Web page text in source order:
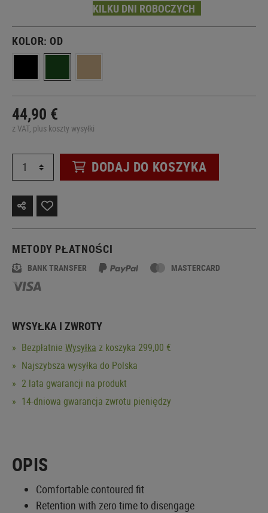
KILKU DNI ROBOCZYCH
KOLOR: OD
44,90 €
z VAT, plus koszty wysyłki
DODAJ DO KOSZYKA
METODY PŁATNOŚCI
BANK TRANSFER MASTERCARD
WYSYŁKA I ZWROTY
Bezpłatnie Wysyłka z koszyka 299,00 €
Najszybsza wysyłka do Polska
2 lata gwarancji na produkt
14-dniowa gwarancja zwrotu pieniędzy
OPIS
Comfortable contoured fit
Retention with zero time to disengage